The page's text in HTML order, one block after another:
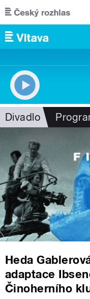
Přejít k hlavnímu obsahu
Divadlo
Heda
adaptace
Činoherního